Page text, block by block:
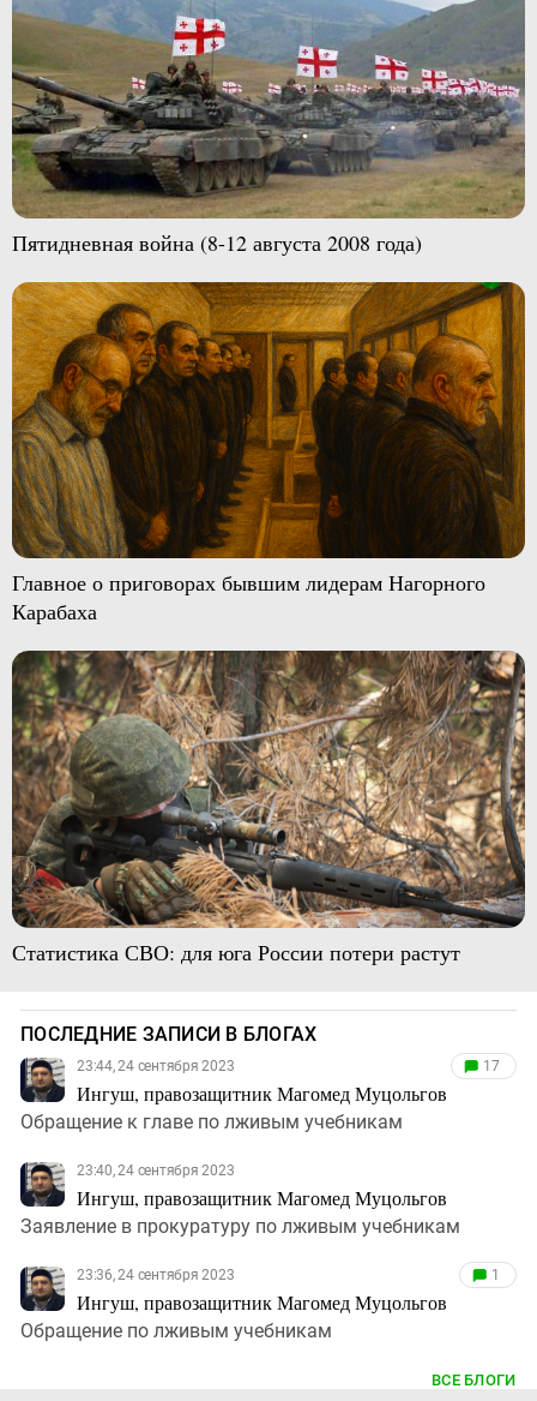
Пятидневная война (8-12 августа 2008 года)
Главное о приговорах бывшим лидерам Нагорного
Карабаха
Статистика СВО: для юга России потери растут
ПОСЛЕДНИЕ ЗАПИСИ В БЛОГАХ
23:44, 24 сентября 2023
Ингуш, правозащитник Магомед Муцольгов
17
Обращение к главе по лживым учебникам
23:40, 24 сентября 2023
Ингуш, правозащитник Магомед Муцольгов
Заявление в прокуратуру по лживым учебникам
23:36, 24 сентября 2023
Ингуш, правозащитник Магомед Муцольгов
1
Обращение по лживым учебникам
ВСЕ БЛОГИ